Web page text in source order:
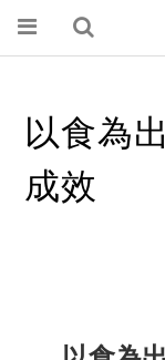
以食為
成效